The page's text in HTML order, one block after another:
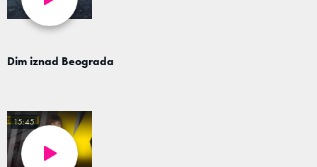
Dim iznad Beograda
15:45